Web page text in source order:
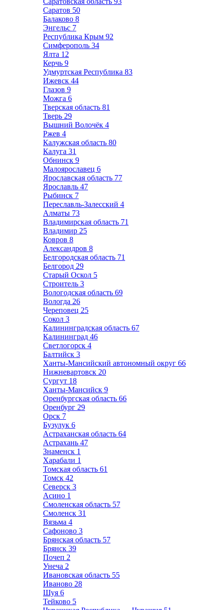
Саратов 50
Балаково 8
Энгельс 7
Республика Крым 92
Симферополь 34
Ялта 12
Керчь 9
Удмуртская Республика 83
Ижевск 44
Глазов 9
Можга 6
Тверская область 81
Тверь 29
Вышний Волочёк 4
Ржев 4
Калужская область 80
Калуга 31
Обнинск 9
Малоярославец 6
Ярославская область 77
Ярославль 47
Рыбинск 7
Переславль-Залесский 4
Алматы 73
Владимирская область 71
Владимир 25
Ковров 8
Александров 8
Белгородская область 71
Белгород 29
Старый Оскол 5
Строитель 3
Вологодская область 69
Вологда 26
Череповец 25
Сокол 3
Калининградская область 67
Калининград 46
Светлогорск 4
Балтийск 3
Ханты-Мансийский автономный округ 66
Нижневартовск 20
Сургут 18
Ханты-Мансийск 9
Оренбургская область 66
Оренбург 29
Орск 7
Бузулук 6
Астраханская область 64
Астрахань 47
Знаменск 1
Харабали 1
Томская область 61
Томск 42
Северск 3
Асино 1
Смоленская область 57
Смоленск 31
Вязьма 4
Сафоново 3
Брянская область 57
Брянск 39
Почеп 2
Унеча 2
Ивановская область 55
Иваново 28
Шуя 6
Тейково 5